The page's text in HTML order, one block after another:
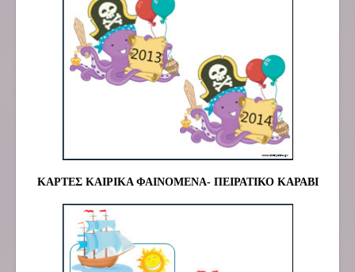
ΚΑΡΤΕΣ ΚΑΙΡΙΚΑ ΦΑΙΝΟΜΕΝΑ- ΠΕΙΡΑΤΙΚΟ ΚΑΡΑΒΙ